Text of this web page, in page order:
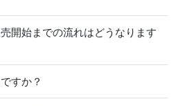
開始までの流れはどうなります
すか？